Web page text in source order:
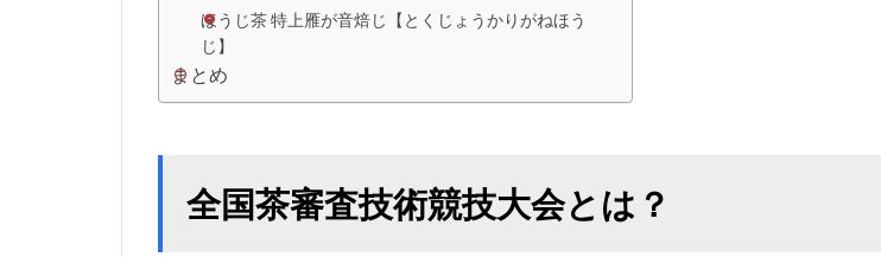
ほうじ茶 特上雁が音焙じ【とくじょうかりがねほう
じ】
まとめ
全国茶審査技術競技大会とは？